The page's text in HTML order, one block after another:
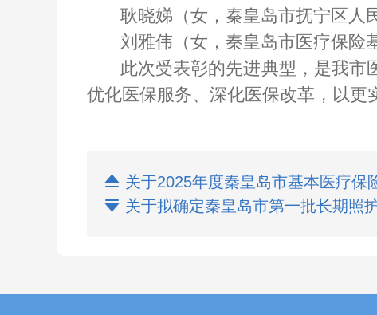
耿晓娣（女，秦皇岛市抚宁区人
刘雅伟（女，秦皇岛市医疗保险
此次受表彰的先进典型，是我
优化医保服务、深化医保改革，以更
 关于2025年度秦皇岛市基本医疗保
 关于拟确定秦皇岛市第一批长期照